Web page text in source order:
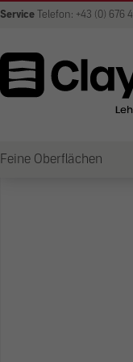
Service Telefon: +43 (0) 676
Feine Oberflächen